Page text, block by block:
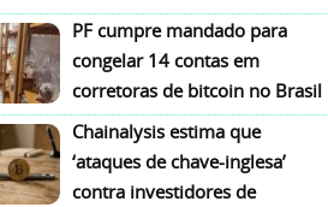
PF cumpre mandado para
congelar 14 contas em
corretoras de bitcoin no Brasil
Chainalysis estima que
‘ataques de chave-inglesa’
contra investidores de